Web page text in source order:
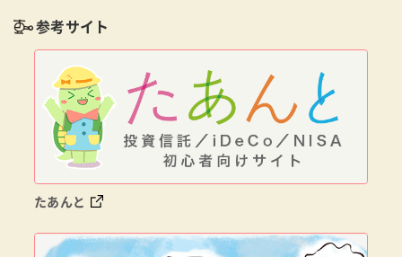
参考サイト
たあんと